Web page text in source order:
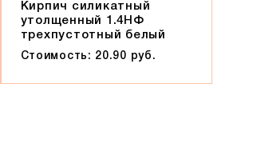
Кирпич силикатный
утолщенный 1.4НФ
трехпустотный белый
Стоимость: 20.90 руб.